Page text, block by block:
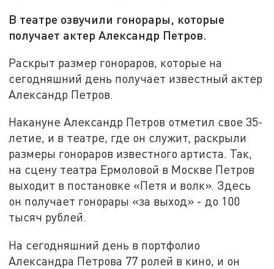
В театре озвучили гонорары, которые
получает актер Александр Петров.
Раскрыт размер гонораров, которые на
сегодняшний день получает известный актер
Александр Петров.
Накануне Александр Петров отметил свое 35-
летие, и в театре, где он служит, раскрыли
размеры гонораров известного артиста. Так,
на сцену театра Ермоловой в Москве Петров
выходит в постановке «Петя и волк». Здесь
он получает гонорары «за выход» - до 100
тысяч рублей.
На сегодняшний день в портфолио
Александра Петрова 77 ролей в кино, и он